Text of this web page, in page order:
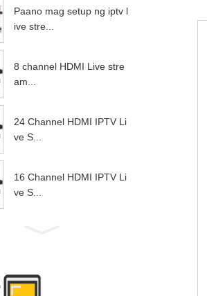
Paano mag setup ng iptv l
ive stre...
8 channel HDMI Live stre
am...
24 Channel HDMI IPTV Li
ve S...
16 Channel HDMI IPTV Li
ve S...